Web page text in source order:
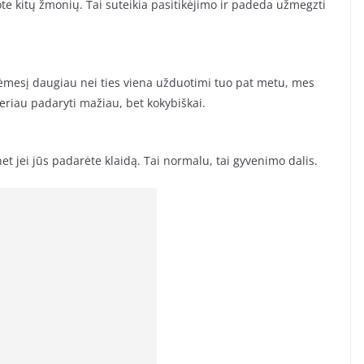
kitų žmonių. Tai suteikia pasitikėjimo ir padeda užmegzti
daugiau nei ties viena užduotimi tuo pat metu, mes
padaryti mažiau, bet kokybiškai.
jei jūs padarėte klaidą. Tai normalu, tai gyvenimo dalis.